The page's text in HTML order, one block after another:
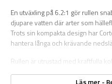
En utväxling på 6.2:1 gör rullen
djupare vatten där arter som
Trots sin kompakta design har
hantera långa och krävande
Rullen är utrustad med kraftfulla
kugghjulen ger extra vridmoment
Läs mer -